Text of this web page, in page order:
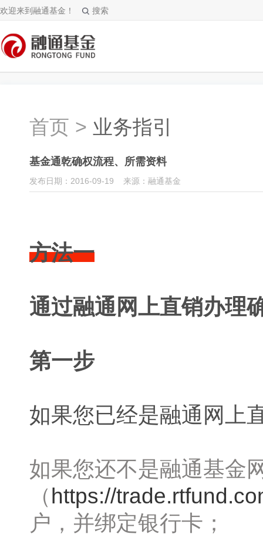
欢迎来到融通基金！ 搜索
首页 > 业务指引
基金通乾确权流程、所需资料
发布日期：2016-09-19 来源：融通基金
方法一
通过融通网上直销办理
第一步
如果您已经是融通网上
如果您还不是融通基金
（ https://
户，并绑定银行卡；